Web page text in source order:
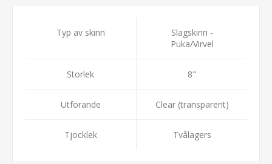
Typ av skinn
Slagskinn -
Puka/Virvel
Storlek 8"
Utförande Clear (transparent)
Tjocklek Tvålagers